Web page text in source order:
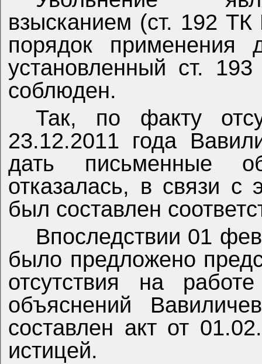
взысканием (ст. 192
порядок применения
установленный ст.
соблюден.
Так, по факту
23.12.2011 года
дать письменные
отказалась, в связи с
был составлен
Впоследствии 01
было предложено
отсутствия на
объяснений
составлен акт от
истицей.